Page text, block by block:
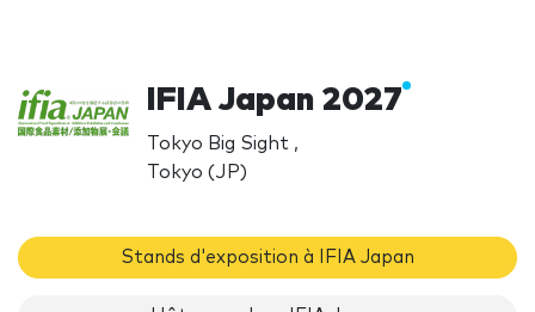
IFIA Japan 2027
Tokyo Big Sight ,
Tokyo (JP)
Stands d'exposition à IFIA Japan